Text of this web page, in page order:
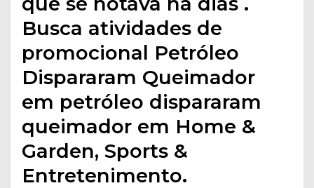
Busca atividades de
promocional Petróleo
Dispararam Queimador
em petróleo dispararam
queimador em Home &
Garden, Sports &
Entretenimento.